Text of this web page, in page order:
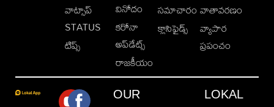
వాట్సాప్
STATUS
టిప్స్
వినోదం
కరోనా
అప్‌డేట్స్
రాజకీయం
సమాచారం
క్లాసిఫైడ్స్
వాతావరణం
వ్యాపార
ప్రపంచం
OUR
LOKAL